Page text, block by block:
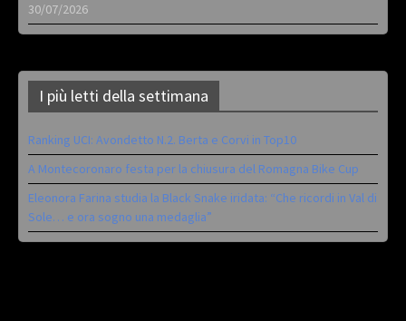
30/07/2026
I più letti della settimana
Ranking UCI: Avondetto N.2. Berta e Corvi in Top10
A Montecoronaro festa per la chiusura del Romagna Bike Cup
Eleonora Farina studia la Black Snake iridata: “Che ricordi in Val di
Sole… e ora sogno una medaglia”